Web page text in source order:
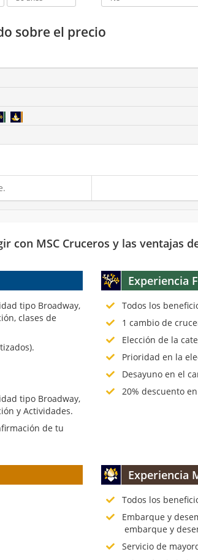
sobre el precio
con MSC Cruceros y las ventajas
tipo Broadway,
clases de
tipo Broadway,
y Actividades.
de tu
Experiencia
Todos los
1 cambio de
Elección de la
Prioridad en la
Desayuno en el
20% descuento
Experiencia
Todos los
Embarque y
embarque y
Servicio de